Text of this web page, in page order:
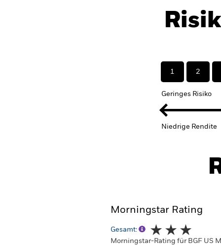
1 2
Geringes Risiko
Niedrige Rendite
Morningstar Rating
Gesamt:
Morningstar-Rating für BGF US